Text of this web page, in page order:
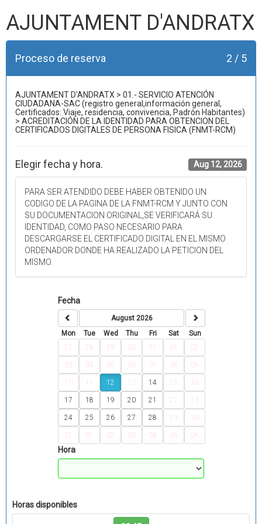
AJUNTAMENT D'ANDRATX
Proceso de reserva 2 / 5
AJUNTAMENT D'ANDRATX > 01.- SERVICIO ATENCIÓN
CIUDADANA-SAC (registro general,información general,
Certificados: Viaje, residencia, convivencia, Padrón Habitantes)
> ACREDITACIÓN DE LA IDENTIDAD PARA OBTENCION DEL
CERTIFICADOS DIGITALES DE PERSONA FISICA (FNMT-RCM)
Elegir fecha y hora. Aug 12, 2026
PARA SER ATENDIDO DEBE HABER OBTENIDO UN
CODIGO DE LA PAGINA DE LA FNMT-RCM Y JUNTO CON
SU DOCUMENTACION ORIGINAL,SE VERIFICARÁ SU
IDENTIDAD, COMO PASO NECESARIO PARA
DESCARGARSE EL CERTIFICADO DIGITAL EN EL MISMO
ORDENADOR DONDE HA REALIZADO LA PETICION DEL
MISMO.
Fecha
August 2026
Mon
Tue Wed Thu Fri Sat
Sun
27
28 29 30 31 01 02
03 04 05 06 07 08 09
10 12 13 14 15 16
17 18 19 20 21 22 23
24 25 26 27 28 29 30
31 01 02 03 04 05 06
Hora
Horas disponibles